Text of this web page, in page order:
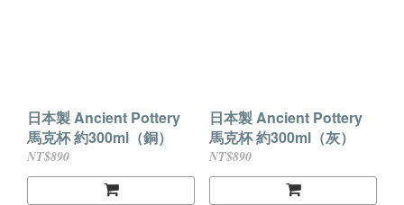
日本製 Ancient Pottery
馬克杯 約300ml（銅）
NT$890
日本製 Ancient Pottery
馬克杯 約300ml（灰）
NT$890